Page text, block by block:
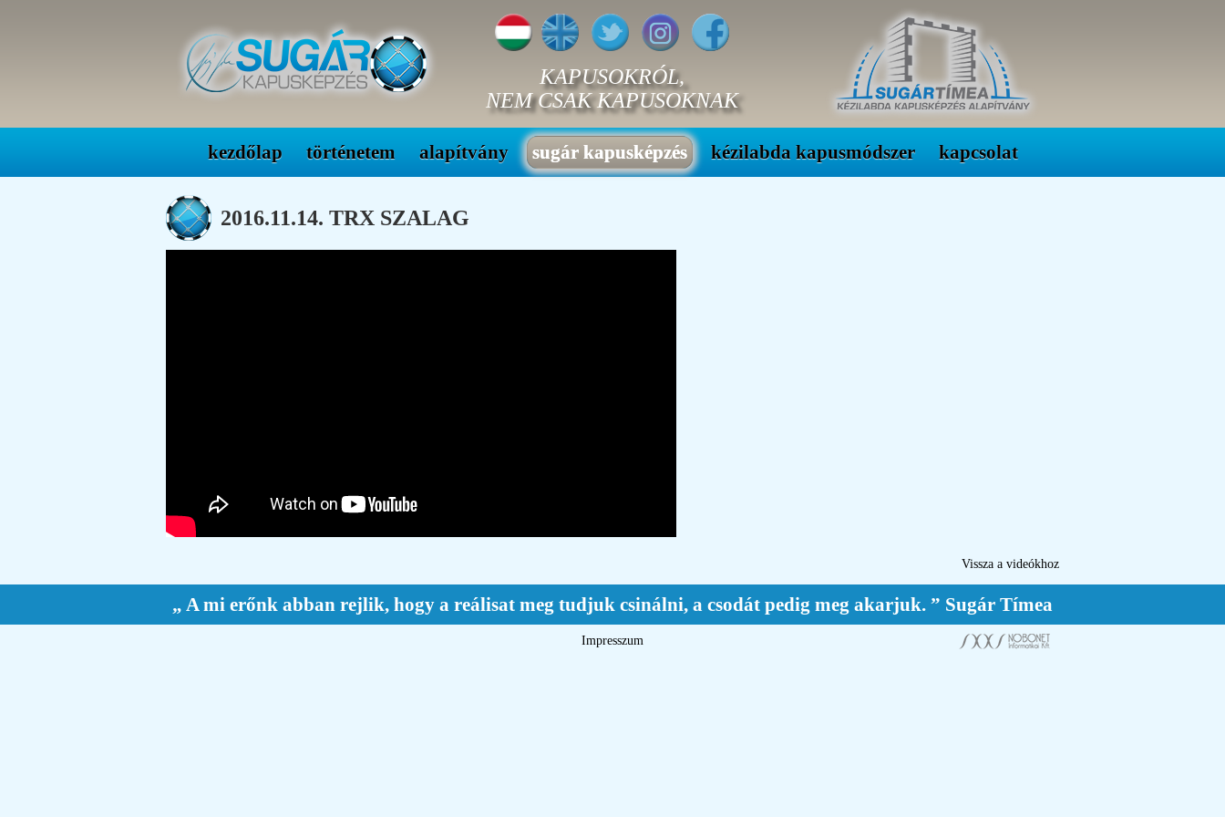
KAPUSOKRÓL,
NEM CSAK KAPUSOKNAK
kezdőlap történetem alapítvány sugár kapusképzés kézilabda kapusmódszer kapcsolat
2016.11.14. TRX SZALAG
Vissza a videókhoz
„ A mi erőnk abban rejlik, hogy a reálisat meg tudjuk csinálni, a csodát pedig meg akarjuk. ” Sugár Tímea
Impresszum